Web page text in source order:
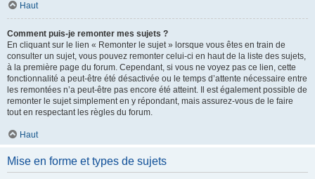
Haut
Comment puis-je remonter mes sujets ?
En cliquant sur le lien « Remonter le sujet » lorsque vous êtes en train de
consulter un sujet, vous pouvez remonter celui-ci en haut de la liste des sujets,
à la première page du forum. Cependant, si vous ne voyez pas ce lien, cette
fonctionnalité a peut-être été désactivée ou le temps d’attente nécessaire entre
les remontées n’a peut-être pas encore été atteint. Il est également possible de
remonter le sujet simplement en y répondant, mais assurez-vous de le faire
tout en respectant les règles du forum.
Haut
Mise en forme et types de sujets